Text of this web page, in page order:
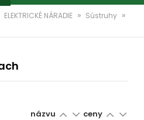
ELEKTRICKÉ NÁRADIE » Sústruhy »
názvu ceny